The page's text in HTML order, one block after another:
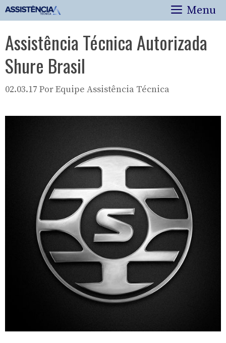
Pular
para
conteúdo
Menu
Assistência Técnica Autorizada
Shure Brasil
02.03.17 PorEquipe Assistência Técnica